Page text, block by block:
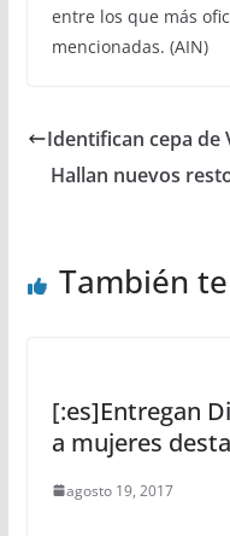
entre los que más
mencionadas. (AIN)
Identifican cepa de
Hallan nuevos
También
[:es]Entregan
a mujeres
agosto 19, 2017